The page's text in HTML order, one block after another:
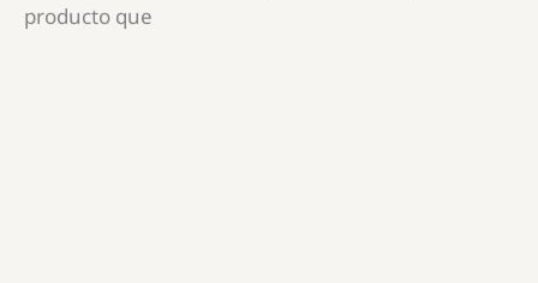
producto que